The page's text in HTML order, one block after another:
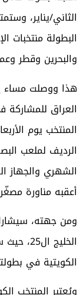
الثاني/يناير، وستمتد حتى 19
البطولة منتخبات
والبحرين وقطر
هذا ووصلت مساء
المنتخب يوم
الرديف لملعب
الشهري والجهاز
أعقبه مناورة
ومن جهته،
الخليج ال25، حيث
الكويتية في